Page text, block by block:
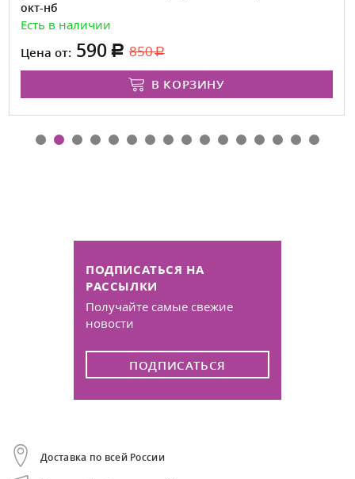
окт-нб
Есть в наличии
Цена от: 590 850
В КОРЗИНУ
ПОДПИСАТЬСЯ НА
РАССЫЛКИ
Получайте самые свежие
новости
ПОДПИСАТЬСЯ
Доставка по всей России